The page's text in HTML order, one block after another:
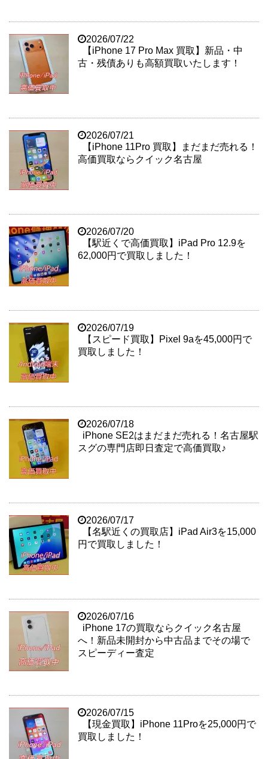
2026/07/22
【iPhone 17 Pro Max 買取】新品・中
古・残債ありも高額買取いたします！
2026/07/21
【iPhone 11Pro 買取】まだまだ売れる！
高価買取ならクイック名古屋
2026/07/20
【駅近くで高価買取】iPad Pro 12.9を
62,000円で買取しました！
2026/07/19
【スピード買取】Pixel 9aを45,000円で
買取しました！
2026/07/18
iPhone SE2はまだまだ売れる！名古屋駅
スグの専門店即日査定で高価買取♪
2026/07/17
【名駅近くの買取店】iPad Air3を15,000
円で買取しました！
2026/07/16
iPhone 17の買取ならクイック名古屋
へ！新品未開封から中古品までその場で
スピーディー査定
2026/07/15
【現金買取】iPhone 11Proを25,000円で
買取しました！